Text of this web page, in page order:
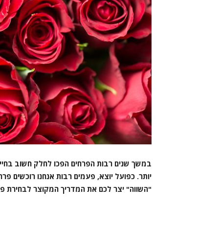
במשך שנים רבות הפרחים הפכו לחלק חשוב
יותר. כפועל יוצא, פעמים רבות אנחנו רוכשים
"השווה" יצר לכם את המדריך המקוצר לבחירת